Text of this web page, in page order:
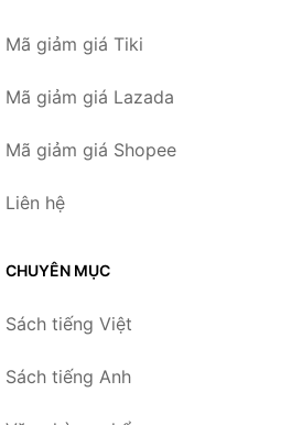
Mã giảm giá Tiki
Mã giảm giá Lazada
Mã giảm giá Shopee
Liên hệ
CHUYÊN MỤC
Sách tiếng Việt
Sách tiếng Anh